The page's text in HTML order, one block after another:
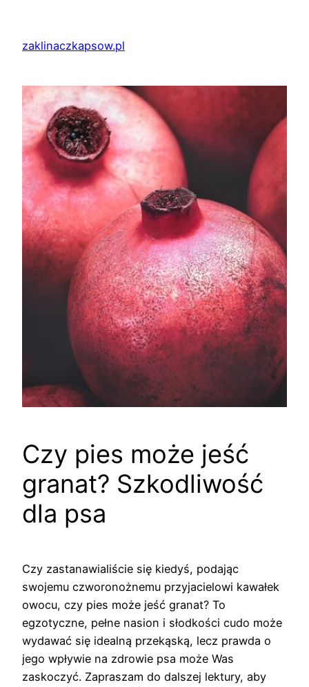
treścizaklinaczkapsow.pl
Czy pies może jeść
granat? Szkodliwość
dla psa
Czy zastanawialiście się kiedyś, podając
swojemu czworonożnemu przyjacielowi kawałek
owocu, czy pies może jeść granat? To
egzotyczne, pełne nasion i słodkości cudo może
wydawać się idealną przekąską, lecz prawda o
jego wpływie na zdrowie psa może Was
zaskoczyć. Zapraszam do dalszej lektury, aby